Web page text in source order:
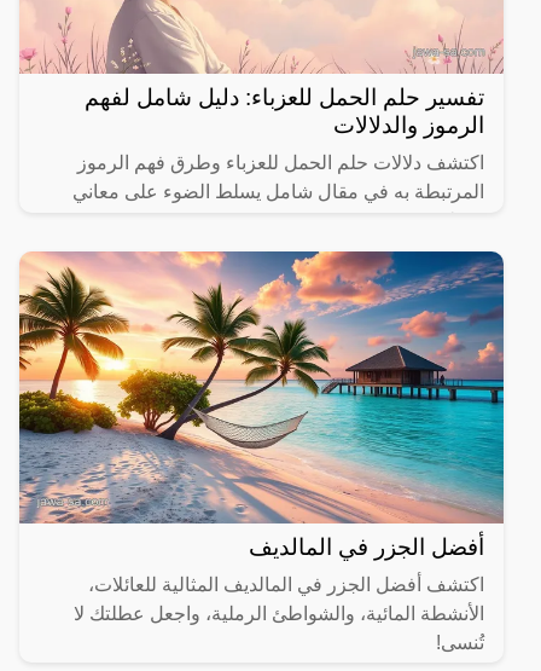
تفسير حلم الحمل للعزباء: دليل شامل لفهم
الرموز والدلالات
اكتشف دلالات حلم الحمل للعزباء وطرق فهم الرموز
المرتبطة به في مقال شامل يسلط الضوء على معاني
أفضل الجزر في المالديف
اكتشف أفضل الجزر في المالديف المثالية للعائلات،
الأنشطة المائية، والشواطئ الرملية، واجعل عطلتك لا
تُنسى!